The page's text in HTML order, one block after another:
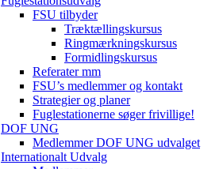
FSU tilbyder
Træktællingskursus
Ringmærkningskursus
Formidlingskursus
Referater mm
FSU’s medlemmer og kontakt
Strategier og planer
Fuglestationerne søger frivillige!
DOF UNG
Medlemmer DOF UNG udvalget
Internationalt Udvalg